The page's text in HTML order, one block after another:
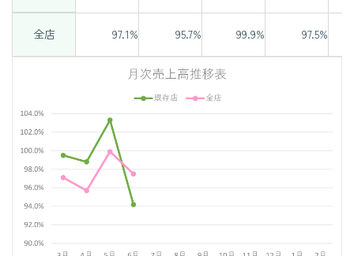
全店 97.1% 95.7% 99.9% 97.5%